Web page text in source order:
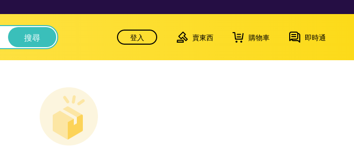
搜尋 登入 賣東西 購物車 即時通